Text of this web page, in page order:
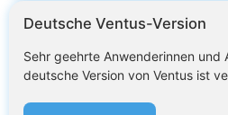
Deutsche Ventus-Version
Sehr geehrte Anwenderinnen und
deutsche Version von Ventus ist